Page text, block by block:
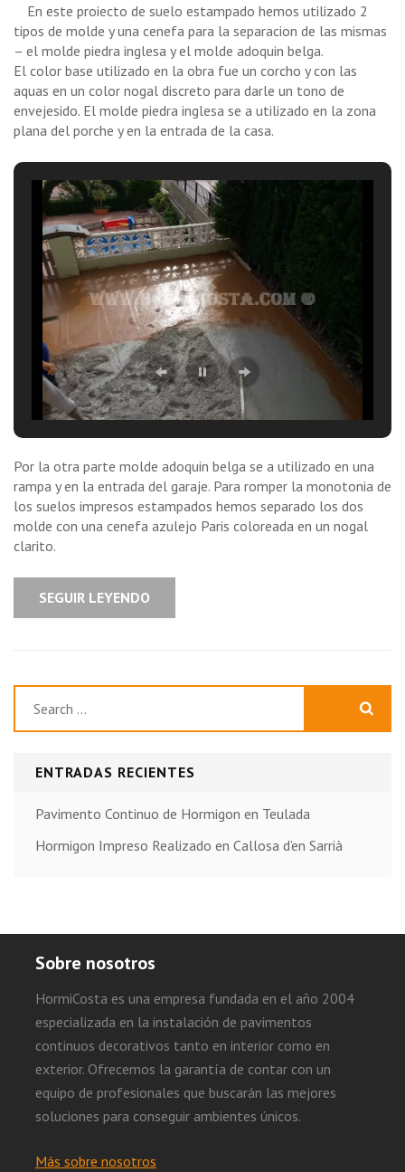
En este proiecto de suelo estampado hemos utilizado 2
tipos de molde y una cenefa para la separacion de las mismas
– el molde piedra inglesa y el molde adoquin belga.
El color base utilizado en la obra fue un corcho y con las
aquas en un color nogal discreto para darle un tono de
envejesido. El molde piedra inglesa se a utilizado en la zona
plana del porche y en la entrada de la casa.
Por la otra parte molde adoquin belga se a utilizado en una
rampa y en la entrada del garaje. Para romper la monotonia de
los suelos impresos estampados hemos separado los dos
molde con una cenefa azulejo Paris coloreada en un nogal
clarito.
SEGUIR LEYENDO
ENTRADAS RECIENTES
Pavimento Continuo de Hormigon en Teulada
Hormigon Impreso Realizado en Callosa d’en Sarrià
Sobre nosotros
HormiCosta es una empresa fundada en el año 2004
especializada en la instalación de pavimentos
continuos decorativos tanto en interior como en
exterior. Ofrecemos la garantía de contar con un
equipo de profesionales que buscarán las mejores
soluciones para conseguir ambientes únicos.
Más sobre nosotros